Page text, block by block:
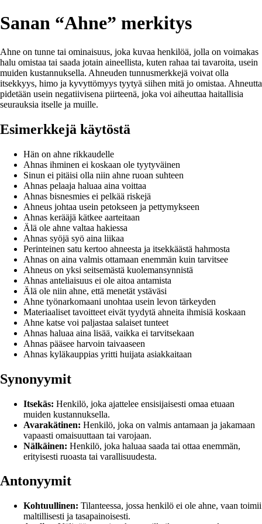
Sanan “Ahne” merkitys
Ahne on tunne tai ominaisuus, joka kuvaa henkilöä, jolla on voimakas
halu omistaa tai saada jotain aineellista, kuten rahaa tai tavaroita, usein
muiden kustannuksella. Ahneuden tunnusmerkkejä voivat olla
itsekkyys, himo ja kyvyttömyys tyytyä siihen mitä jo omistaa. Ahneutta
pidetään usein negatiivisena piirteenä, joka voi aiheuttaa haitallisia
seurauksia itselle ja muille.
Esimerkkejä käytöstä
Hän on ahne rikkaudelle
Ahnas ihminen ei koskaan ole tyytyväinen
Sinun ei pitäisi olla niin ahne ruoan suhteen
Ahnas pelaaja haluaa aina voittaa
Ahnas bisnesmies ei pelkää riskejä
Ahneus johtaa usein petokseen ja pettymykseen
Ahnas kerääjä kätkee aarteitaan
Älä ole ahne valtaa hakiessa
Ahnas syöjä syö aina liikaa
Perinteinen satu kertoo ahneesta ja itsekkäästä hahmosta
Ahnas on aina valmis ottamaan enemmän kuin tarvitsee
Ahneus on yksi seitsemästä kuolemansynnistä
Ahnas anteliaisuus ei ole aitoa antamista
Älä ole niin ahne, että menetät ystäväsi
Ahne työnarkomaani unohtaa usein levon tärkeyden
Materiaaliset tavoitteet eivät tyydytä ahneita ihmisiä koskaan
Ahne katse voi paljastaa salaiset tunteet
Ahnas haluaa aina lisää, vaikka ei tarvitsekaan
Ahnas pääsee harvoin taivaaseen
Ahnas kyläkauppias yritti huijata asiakkaitaan
Synonyymit
Itsekäs: Henkilö, joka ajattelee ensisijaisesti omaa etuaan
muiden kustannuksella.
Avarakätinen: Henkilö, joka on valmis antamaan ja jakamaan
vapaasti omaisuuttaan tai varojaan.
Nälkäinen: Henkilö, joka haluaa saada tai ottaa enemmän,
erityisesti ruoasta tai varallisuudesta.
Antonyymit
Kohtuullinen: Tilanteessa, jossa henkilö ei ole ahne, vaan toimii
maltillisesti ja tasapainoisesti.